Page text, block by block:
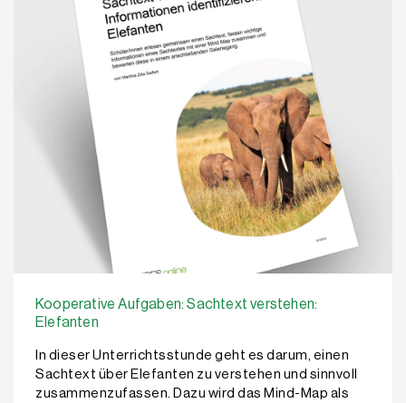
Kooperative Aufgaben: Sachtext verstehen:
Elefanten
In dieser Unterrichtsstunde geht es darum, einen
Sachtext über Elefanten zu verstehen und sinnvoll
zusammenzufassen. Dazu wird das Mind-Map als